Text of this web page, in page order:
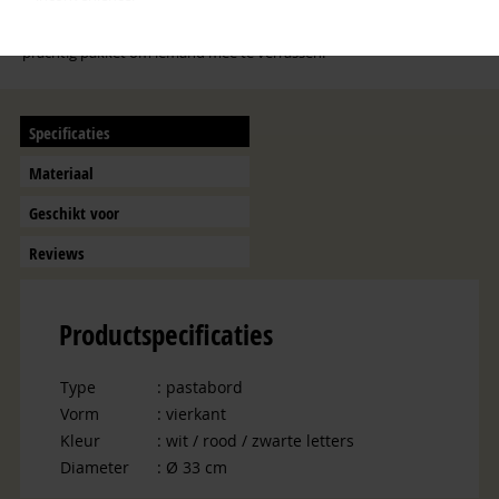
prachtig pakket om iemand mee te verrassen!
Specificaties
Materiaal
Geschikt voor
Reviews
Productspecificaties
Type
: pastabord
Vorm
: vierkant
Kleur
: wit / rood / zwarte letters
Diameter
: Ø 33 cm